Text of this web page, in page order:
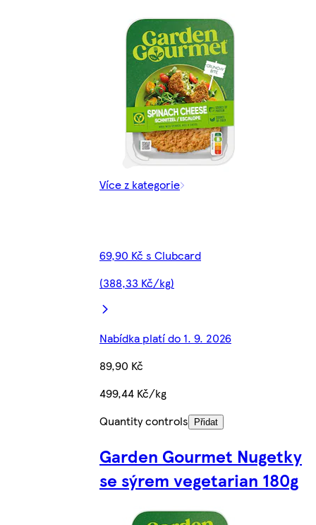
Více z kategorie
69,90 Kč s Clubcard
(388,33 Kč/kg)
Nabídka platí do 1. 9. 2026
89,90 Kč
499,44 Kč/kg
Quantity controls
Přidat
Garden Gourmet Nugetky
se sýrem vegetarian 180g